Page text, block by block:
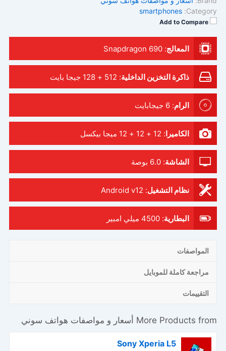
Category:
smartphones
Add to Compare
المعالج:
Snapdragon 690
ذاكرة التخزين الداخلية: 512 + 128 جيجا بايت
الرام: 6 جيجابايت
الكاميرا : 12 + 12 + 12 ميجا بيكسل
الشاشة: 6.0 بوصة
نظام التشغيل:
Android v12
البطارية: 4500 ميلي امبير
المواصفات
مراجعة كاملة للموبايل
التقييمات
More Products from أسعار و مواصفات هواتف سوني
Sony Xperia L5